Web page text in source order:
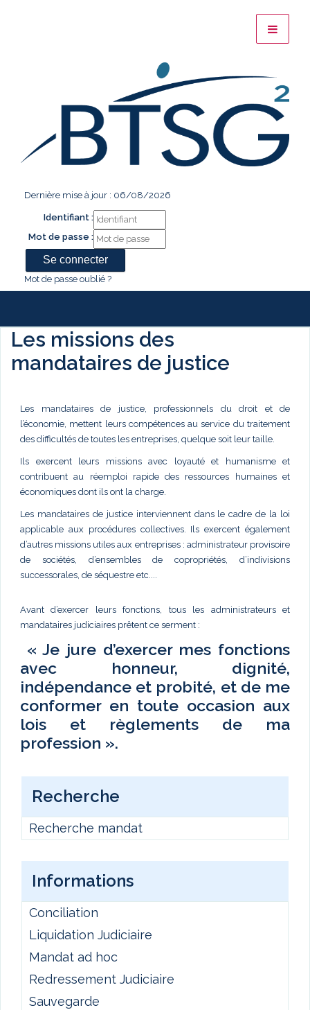
Dernière mise à jour : 06/08/2026
Identifiant :
Mot de passe :
Mot de passe oublié ?
Les missions des
mandataires de justice
Les mandataires de justice, professionnels du droit et de
l’économie, mettent leurs compétences au service du traitement
des difficultés de toutes les entreprises, quelque soit leur taille.
Ils exercent leurs missions avec loyauté et humanisme et
contribuent au réemploi rapide des ressources humaines et
économiques dont ils ont la charge.
Les mandataires de justice interviennent dans le cadre de la loi
applicable aux procédures collectives. Ils exercent également
d’autres missions utiles aux entreprises : administrateur provisoire
de sociétés, d’ensembles de copropriétés, d’indivisions
successorales, de séquestre etc....
Avant d’exercer leurs fonctions, tous les administrateurs et
mandataires judiciaires prêtent ce serment :
« Je jure d’exercer mes fonctions
avec honneur, dignité,
indépendance et probité, et de me
conformer en toute occasion aux
lois et règlements de ma
profession ».
Recherche
Recherche mandat
Informations
Conciliation
Liquidation Judiciaire
Mandat ad hoc
Redressement Judiciaire
Sauvegarde